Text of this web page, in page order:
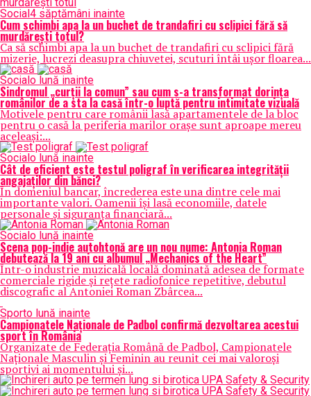
Social4 săptămâni inainte
Cum schimbi apa la un buchet de trandafiri cu sclipici fără să
murdărești totul?
Ca să schimbi apa la un buchet de trandafiri cu sclipici fără
mizerie, lucrezi deasupra chiuvetei, scuturi întâi ușor floarea...
Socialo lună inainte
Sindromul „curții la comun” sau cum s-a transformat dorința
românilor de a sta la casă într-o luptă pentru intimitate vizuală
Motivele pentru care românii lasă apartamentele de la bloc
pentru o casă la periferia marilor orașe sunt aproape mereu
aceleași:...
Socialo lună inainte
Cât de eficient este testul poligraf în verificarea integrității
angajaților din bănci?
În domeniul bancar, încrederea este una dintre cele mai
importante valori. Oamenii își lasă economiile, datele
personale și siguranța financiară...
Socialo lună inainte
Scena pop-indie autohtonă are un nou nume: Antonia Roman
debutează la 19 ani cu albumul „Mechanics of the Heart”
Într-o industrie muzicală locală dominată adesea de formate
comerciale rigide și rețete radiofonice repetitive, debutul
discografic al Antoniei Roman Zbârcea...
Sporto lună inainte
Campionatele Naționale de Padbol confirmă dezvoltarea acestui
sport în România
Organizate de Federația Română de Padbol, Campionatele
Naționale Masculin și Feminin au reunit cei mai valoroși
sportivi ai momentului și...